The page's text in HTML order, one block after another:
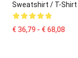
Sweatshirt / T-Shirt
€ 36,79 - € 68,08